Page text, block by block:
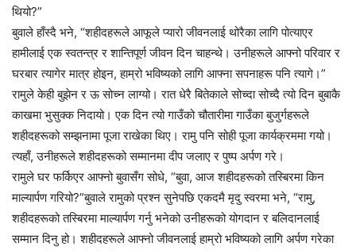
थियो?”
बुवाले हाँस्दै भने, “शहीदहरूले आफूले प्यारो जीवनलाई थोरैका लागि पोत्याएर
हामीलाई एक स्वतन्त्र र शान्तिपूर्ण जीवन दिन चाहन्थे। उनीहरूले आफ्नो परिवार र
घरबार त्यागेर मात्र होइन, हाम्रो भविष्यको लागि आफ्ना सपनाहरू पनि त्यागे।”
रामुले केही बुझेन र ऊ सोच्न लाग्यो। रात धेरै बितेकाले सोच्दा सोच्दै त्यो दिन बुबाकै
काखमा भुसुक्क निदायो। एक दिन त्यो गाउँको चौतारीमा गाउँका बुजुर्गहरूले
शहीदहरूको सम्झनामा पूजा राखेका थिए। रामु पनि सोही पूजा कार्यक्रममा गयो।
त्यहाँ, उनीहरूले शहीदहरूको सम्मानमा दीप जलाए र पुष्प अर्पण गरे।
रामुले घर फर्किएर आफ्नो बुवासँग सोधे, “बुवा, आज शहीदहरूको तस्बिरमा किन
माल्यार्पण गरियो?”बुवाले रामुको प्रश्न सुनेपछि एकदमै मृदु स्वरमा भने, “रामु,
शहीदहरूको तस्बिरमा माल्यार्पण गर्नु भनेको उनीहरूको योगदान र बलिदानलाई
सम्मान दिनु हो। शहीदहरूले आफ्नो जीवनलाई हाम्रो भविष्यको लागि अर्पण गरेका